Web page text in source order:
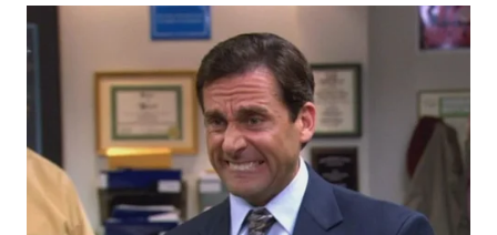
TAPANULI
TANJUNG
LESUNG